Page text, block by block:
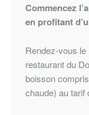
Commencez
en profitant
Rendez-vous
restaurant du
boisson
chaude) au tarif